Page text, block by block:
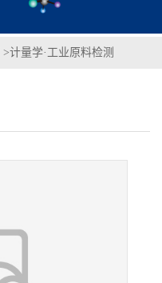
>计量学·工业原料检测